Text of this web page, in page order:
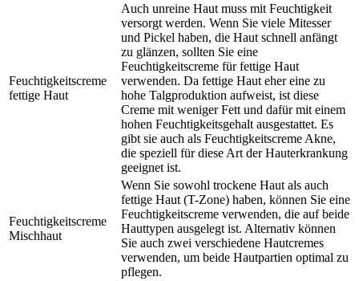
Feuchtigkeitscreme
fettige Haut
Auch unreine Haut muss mit Feuchtigkeit
versorgt werden. Wenn Sie viele Mitesser
und Pickel haben, die Haut schnell anfängt
zu glänzen, sollten Sie eine
Feuchtigkeitscreme für fettige Haut
verwenden. Da fettige Haut eher eine zu
hohe Talgproduktion aufweist, ist diese
Creme mit weniger Fett und dafür mit einem
hohen Feuchtigkeitsgehalt ausgestattet. Es
gibt sie auch als Feuchtigkeitscreme Akne,
die speziell für diese Art der Hauterkrankung
geeignet ist.
Feuchtigkeitscreme
Mischhaut
Wenn Sie sowohl trockene Haut als auch
fettige Haut (T-Zone) haben, können Sie eine
Feuchtigkeitscreme verwenden, die auf beide
Hauttypen ausgelegt ist. Alternativ können
Sie auch zwei verschiedene Hautcremes
verwenden, um beide Hautpartien optimal zu
pflegen.